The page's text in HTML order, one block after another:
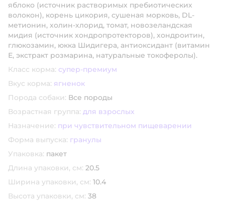
яблоко (источник растворимых пребиотических
волокон), корень цикория, сушеная морковь, DL-
метионин, холин-хлорид, томат, новозеландская
мидия (источник хондропротекторов), хондроитин,
глюкозамин, юкка Шидигера, антиоксидант (витамин
Е, экстракт розмарина, натуральные токоферолы).
Класс корма: супер-премиум
Вкус корма: ягненок
Порода собаки: Все породы
Возрастная группа: для взрослых
Назначение: при чувствительном пищеварении
Форма выпуска: гранулы
Упаковка: пакет
Длина упаковки, см: 20.5
Ширина упаковки, см: 10.4
Высота упаковки, см: 38